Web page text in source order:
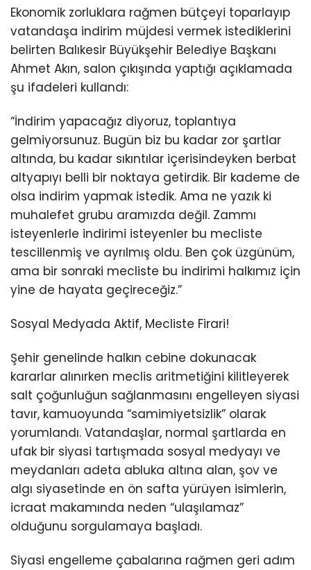
Ekonomik zorluklara rağmen bütçeyi toparlayıp
vatandaşa indirim müjdesi vermek istediklerini
belirten Balıkesir Büyükşehir Belediye Başkanı
Ahmet Akın, salon çıkışında yaptığı açıklamada
şu ifadeleri kullandı:
“İndirim yapacağız diyoruz, toplantıya
gelmiyorsunuz. Bugün biz bu kadar zor şartlar
altında, bu kadar sıkıntılar içerisindeyken berbat
altyapıyı belli bir noktaya getirdik. Bir kademe de
olsa indirim yapmak istedik. Ama ne yazık ki
muhalefet grubu aramızda değil. Zammı
isteyenlerle indirimi isteyenler bu mecliste
tescillenmiş ve ayrılmış oldu. Ben çok üzgünüm,
ama bir sonraki mecliste bu indirimi halkımız için
yine de hayata geçireceğiz.”
Sosyal Medyada Aktif, Mecliste Firari!
Şehir genelinde halkın cebine dokunacak
kararlar alınırken meclis aritmetiğini kilitleyerek
salt çoğunluğun sağlanmasını engelleyen siyasi
tavır, kamuoyunda “samimiyetsizlik” olarak
yorumlandı. Vatandaşlar, normal şartlarda en
ufak bir siyasi tartışmada sosyal medyayı ve
meydanları adeta abluka altına alan, şov ve
algı siyasetinde en ön safta yürüyen isimlerin,
icraat makamında neden “ulaşılamaz”
olduğunu sorgulamaya başladı.
Siyasi engelleme çabalarına rağmen geri adım